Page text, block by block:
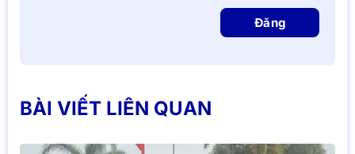
Đăng
BÀI VIẾT LIÊN QUAN